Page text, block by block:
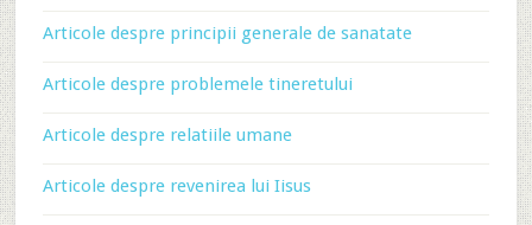
Articole despre principii generale de sanatate
Articole despre problemele tineretului
Articole despre relatiile umane
Articole despre revenirea lui Iisus